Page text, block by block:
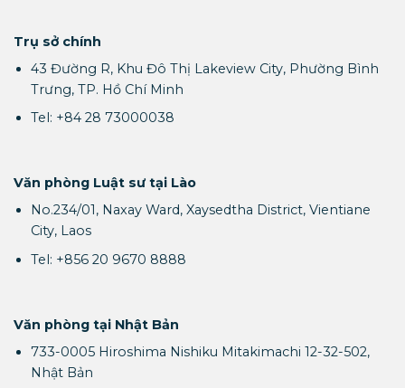
Trụ sở chính
43 Đường R, Khu Đô Thị Lakeview City, Phường Bình
Trưng, TP. Hồ Chí Minh
Tel: +84 28 73000038
Văn phòng Luật sư tại Lào
No.234/01, Naxay Ward, Xaysedtha District, Vientiane
City, Laos
Tel: +856 20 9670 8888
Văn phòng tại Nhật Bản
733-0005 Hiroshima Nishiku Mitakimachi 12-32-502,
Nhật Bản